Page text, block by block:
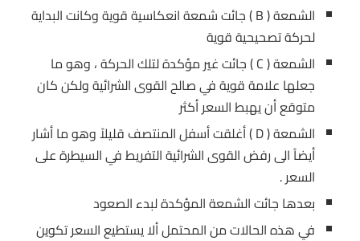
الشمعة ( B ) جائت شمعة انعكاسية قوية وكانت البداية
لحركة تصحيحية قوية
الشمعة ( C ) جائت غير مؤكدة لتلك الحركة ، وهو ما
جعلها علامة قوية في صالح القوى الشرائية ولكن كان
متوقع أن يهبط السعر أكثر
الشمعة ( D ) أغلقت أسفل المنتصف قليلاً وهو ما أشار
أيضاً الى رفض القوى الشرائية التفريط في السيطرة على
السعر .
بعدها جائت الشمعة المؤكدة لبدء الصعود
في هذه الحالات من المحتمل ألا يستطيع السعر تكوين